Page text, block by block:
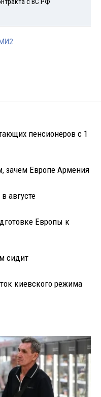
с ВС РФ
пенсионеров с 1
зачем Европе Армения
августе
Европы к
сидит
киевского режима